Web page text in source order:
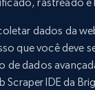
dados da
que você deve
de dados
IDE da